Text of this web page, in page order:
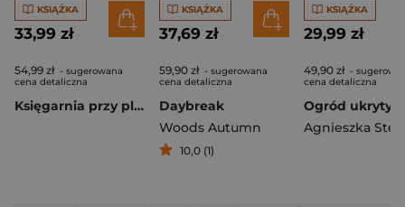
KSIĄŻKA
33,99 zł
54,99 zł - sugerowana
cena detaliczna
Księgarnia przy plaży. Trzy kobiety. Trzy miłości. Jedna przyjaźń
KSIĄŻKA
37,69 zł
59,90 zł - sugerowana
cena detaliczna
Daybreak
Woods Autumn
10,0 (1)
KSIĄŻKA
29,99 zł
49,90 zł -
cena detaliczna